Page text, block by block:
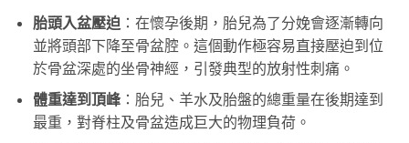
胎頭入盆壓迫 ：在懷孕後期，胎兒為了分娩會逐漸轉向
並將頭部下降至骨盆腔。這個動作極容易直接壓迫到位
於骨盆深處的坐骨神經，引發典型的放射性刺痛。
體重達到頂峰：胎兒、羊水及胎盤的總重量在後期達到
最重，對脊柱及骨盆造成巨大的物理負荷。